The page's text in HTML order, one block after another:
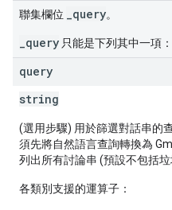
聯集欄位 _query。
_query 只能是下列其中一項：
query
string
(選用步驟) 用於篩選對話串的
須先將自然語言查詢轉換為
列出所有討論串 (預設不包括垃
各類別支援的運算子：